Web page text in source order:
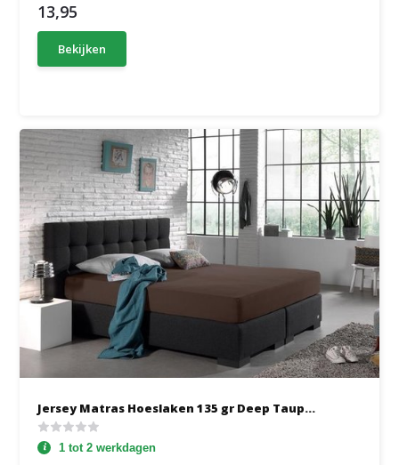
13,95
Bekijken
Jersey Matras Hoeslaken 135 gr Deep Taup...
1 tot 2 werkdagen